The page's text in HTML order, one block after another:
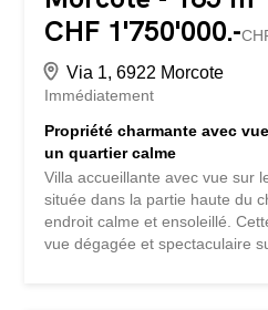
CHF 1'750'000.-
Via 1, 6922 Morcote
Immédiatement
Propriété charmante avec
un quartier calme
Villa accueillante avec vue sur
située dans la partie haute du
endroit calme et ensoleillé.
vue dégagée et spectaculaire